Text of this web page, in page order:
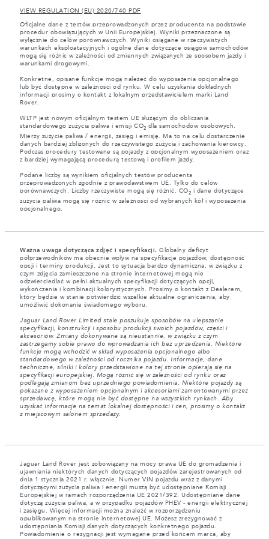
VIEW REGULATION (EU) 2020/740 PDF
Oficjalne dane z testów przeprowadzonych przez producenta na podstawie
procedur obowiązujących w Unii Europejskiej. Wyniki przeznaczone są
wyłącznie do celów porównawczych. Wyniki osiągane w rzeczywistych
warunkach eksploatacyjnych i ogólne dane dotyczące osiągów samochodów
mogą się różnic w zależności od zmiennych związanych ze sposobem jazdy i
warunkami drogowymi.
Konkretne, opisane funkcje mogą należeć do wyposażenia opcjonalnego
lub być dostępne w zależności od rynku. W celu uzyskania dokładnych
informacji prosimy o kontakt z lokalnym przedstawicielem marki Land
Rover.
WLTP jest nowym oficjalnym testem UE służącym do obliczania
standardowego zużycia paliwa i emisji CO2 dla samochodów osobowych.
Mierzy zużycie paliwa / energii, zasięg i emisję. Ma to na celu dostarczenie
danych bardziej zbliżonych do rzeczywistego zużycia i zachowania kierowcy.
Podczas procedury testowane są pojazdy z opcjonalnym wyposażeniem oraz
z bardziej wymagającą procedurą testową i profilem jazdy.
Podane liczby są wynikiem oficjalnych testów producenta
przeprowadzonych zgodnie z prawodawstwem UE. Tylko do celów
porównawczych. Liczby rzeczywiste mogą się różnić. CO2 i dane dotyczące
zużycia paliwa mogą się różnić w zależności od wybranych kół i wyposażenia
opcjonalnego.
Ważna uwaga dotycząca zdjęć i specyfikacji. Globalny deficyt
półprzewodników ma obecnie wpływ na specyfikacje pojazdów, dostępność
opcji i terminy produkcji. Jest to sytuacja bardzo dynamiczna, w związku z
czym zdjęcia zamieszczone na stronie internetowej mogą nie
odzwierciedlać w pełni aktualnych specyfikacji dotyczących opcji,
wykończenia i kombinacji kolorystycznych. Prosimy o kontakt z Dealerem,
który będzie w stanie potwierdzić wszelkie aktualne ograniczenia, aby
umożliwić dokonanie świadomego wyboru.
Jaguar Land Rover Limited stale poszukuje sposobów na ulepszanie
specyfikacji, konstrukcji i sposobu produkcji swoich pojazdów, części i
akcesoriów. Zmiany dokonywane są nieustannie, w związku z czym
zastrzegamy sobie prawo do wprowadzania ich bez uprzedzenia. Niektóre
funkcje mogą wchodzić w skład wyposażenia opcjonalnego albo
standardowego w zależności od rocznika pojazdu. Informacje, dane
techniczne, silniki i kolory przedstawione na tej stronie opierają się na
specyfikacji europejskiej. Mogą różnić się w zależności od rynku oraz
podlegają zmianom bez uprzedniego powiadomienia. Niektóre pojazdy są
pokazane z wyposażeniem opcjonalnym i akcesoriami zamontowanymi przez
sprzedawcę, które mogą nie być dostępne na wszystkich rynkach. Aby
uzyskać informacje na temat lokalnej dostępności i cen, prosimy o kontakt
z miejscowym salonem sprzedaży.
Jaguar Land Rover jest zobowiązany na mocy prawa UE do gromadzenia i
ujawniania niektórych danych dotyczących pojazdów zarejestrowanych od
dnia 1 stycznia 2021 r. włącznie. Numer VIN pojazdu wraz z danymi
dotyczącymi zużycia paliwa i energii muszą być udostępniane Komisji
Europejskiej w ramach rozporządzenia UE 2021/392. Udostępniane dane
dotyczą zużycia paliwa, a w przypadku pojazdów PHEV - energii elektrycznej
i zasięgu. Więcej informacji można znaleźć w rozporządzeniu
opublikowanym na stronie internetowej UE. Możesz zrezygnować z
udostępniania Komisji danych dotyczących konkretnego pojazdu.
Powiadomienie o rezygnacji jest wymagane przed końcem marca, aby